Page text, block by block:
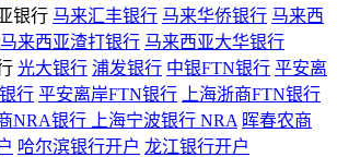
银行 马来汇丰银行 马来华侨银行 马来西
马来西亚渣打银行 马来西亚大华银行
光大银行 浦发银行 中银FTN银行 平安离
行 平安离岸FTN银行
上海浙商FTN银行
NRA银行
上海宁波银行 NRA 晖春农商
哈尔滨银行开户 龙江银行开户